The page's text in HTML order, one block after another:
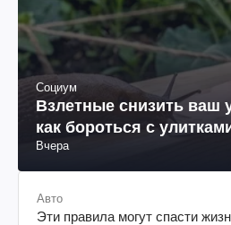
Социум
Взлетные снизить ваш
как бороться с
Вчера
Авто
Эти правила могут спасти